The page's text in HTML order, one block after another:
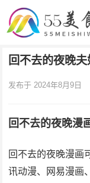
回不去的夜晚
发布于 2024年8月9日
回不去的夜晚漫
回不去的夜晚漫画
讯动漫、网易漫画